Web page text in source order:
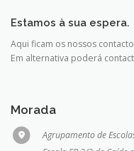
Estamos à sua espera.
Aqui ficam os nossos
Em alternativa poderá
Morada
Agrupamento de